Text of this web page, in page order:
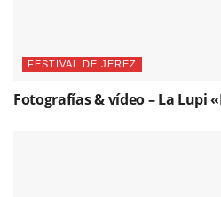
FESTIVAL DE JEREZ
Fotografías & vídeo – La Lupi